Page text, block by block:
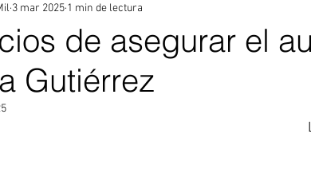
La buena del día
Nacionales e Internacionales
de asegurar el
Gutiérrez
3 mar 2025 1 min de lectura